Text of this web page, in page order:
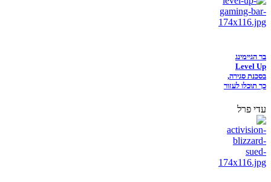
בר הגיימינג
Level Up
בסכנת סגירה,
כך תוכלו לעזור
עדי פרל